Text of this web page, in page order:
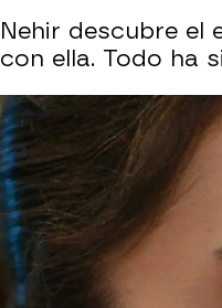
Nehir descubre el
con ella. Todo ha